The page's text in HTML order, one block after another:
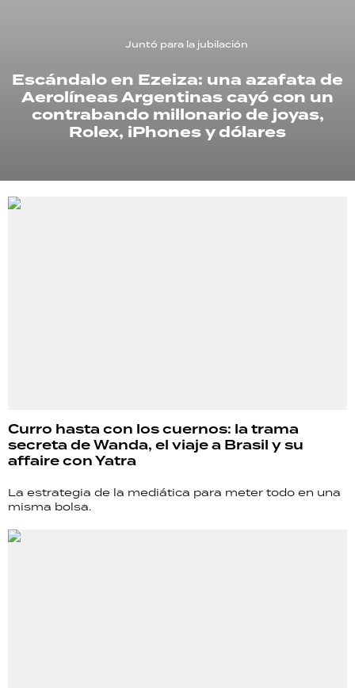
Juntó para la jubilación
Escándalo en Ezeiza: una azafata de
Aerolíneas Argentinas cayó con un
contrabando millonario de joyas,
Rolex, iPhones y dólares
Curro hasta con los cuernos: la trama
secreta de Wanda, el viaje a Brasil y su
affaire con Yatra
La estrategia de la mediática para meter todo en una
misma bolsa.
RECETAS
PALABRAS